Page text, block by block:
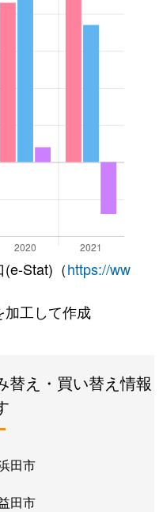
Stat)（https://ww
加工して作成
替え・買い替え情報
田市
田市